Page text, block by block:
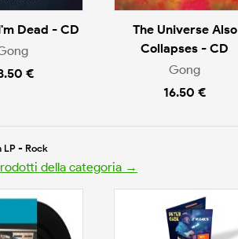
Dead - CD
€
The Universe Also
Collapses - CD
Gong
16.50 €
- Rock
della categoria →